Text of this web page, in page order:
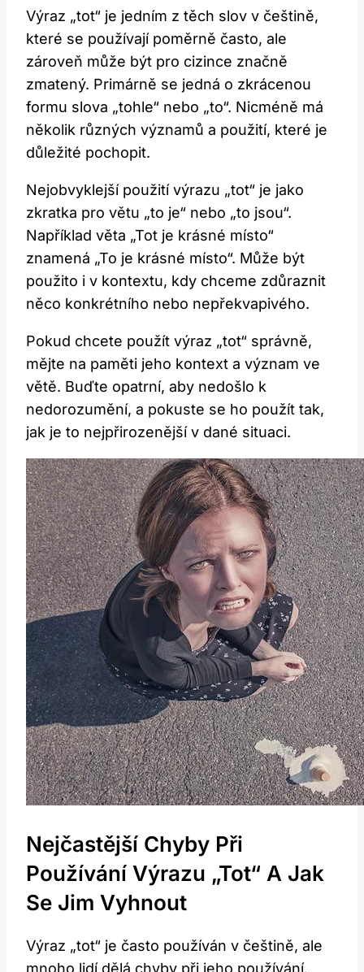
Výraz „tot“ je jedním z těch slov v češtině,
které se používají poměrně často, ale
zároveň může být pro cizince značně
zmatený. Primárně se jedná o zkrácenou
formu slova „tohle“ nebo „to“. Nicméně má
několik různých významů a použití, které je
důležité pochopit.
Nejobvyklejší použití výrazu „tot“ je jako
zkratka pro větu „to je“ nebo „to jsou“.
Například věta „Tot je krásné místo“
znamená „To je krásné místo“. Může být
použito i v kontextu, kdy chceme zdůraznit
něco konkrétního nebo nepřekvapivého.
Pokud chcete použít výraz „tot“ správně,
mějte na paměti jeho kontext a význam ve
větě. Buďte opatrní, aby nedošlo k
nedorozumění, a pokuste se ho použít tak,
jak je to nejpřirozenější v dané situaci.
Nejčastější Chyby Při
Používání Výrazu „tot“ A Jak
Se Jim Vyhnout
Výraz „tot“ je často používán v češtině, ale